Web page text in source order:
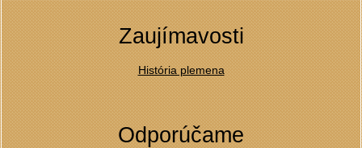
Zaujímavosti
História plemena
Odporúčame